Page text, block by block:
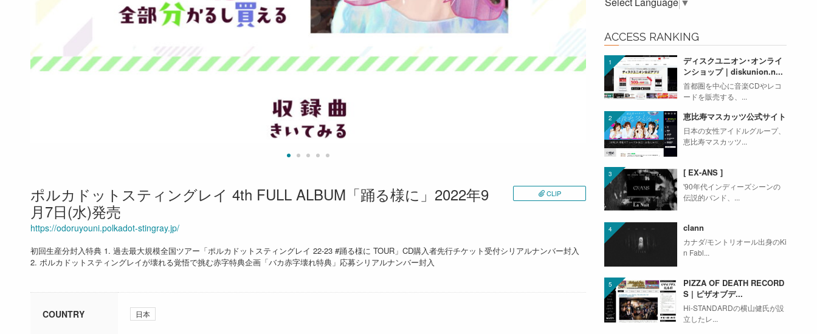
ポルカドットスティングレイ 4th FULL ALBUM「踊る様に」2022年9
月7日(水)発売
https://odoruyouni.polkadot-stingray.jp/
初回生産分封入特典 1. 過去最大規模全国ツアー「ポルカドットスティングレイ 22-23 #踊る様に TOUR」CD購入者先行チケット受付シリアルナンバー封入
2. ポルカドットスティングレイが壊れる覚悟で挑む赤字特典企画「バカ赤字壊れ特典」応募シリアルナンバー封入
CLIP
COUNTRY 日本
ACCESS RANKING
ディスクユニオン･オンライ
ンショップ｜diskunion.n...
首都圏を中心に音楽CDやレコ
ードを販売する、...
恵比寿マスカッツ公式サイト
日本の女性アイドルグループ、
恵比寿マスカッツ...
[ EX-ANS ]
'90年代インディーズシーンの
伝説的バンド、...
clann
カナダ/モントリオール出身のKi
n Fabl...
PIZZA OF DEATH RECORD
S | ピザオブデ...
Hi-STANDARDの横山健氏が設
立したレ...